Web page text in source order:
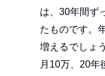
は、30年間ず
たものです。
増えるでしょ
月10万、20年